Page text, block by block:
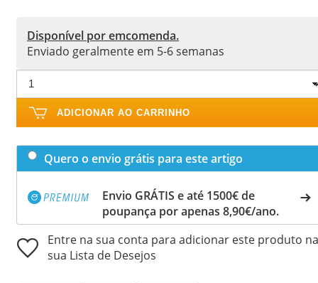
Disponível por emcomenda.
Enviado geralmente em 5-6 semanas
ADICIONAR AO CARRINHO
Quero o envio grátis para este artigo
Envio GRÁTIS e até 1500€ de
poupança por apenas 8,90€/ano.
Entre na sua conta para adicionar este produto na
sua Lista de Desejos